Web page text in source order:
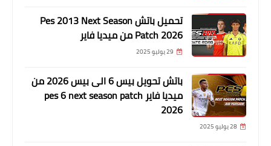
تحميل باتش Pes 2013 Next Season
Patch 2026 من ميديا فاير
29 يوليو 2025
باتش تحويل بيس 6 الى بيس 2026 من
ميديا فاير pes 6 next season patch
2026
28 يوليو 2025